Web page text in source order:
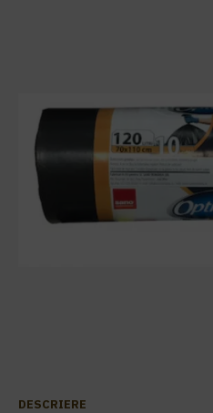
DESCRIERE